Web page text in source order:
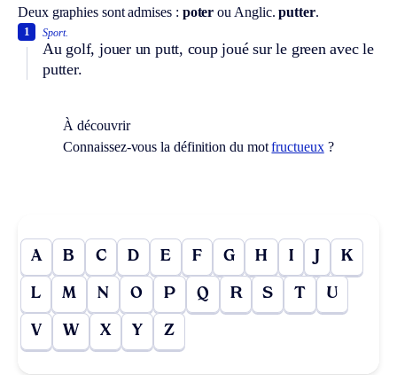
Deux graphies sont admises : poter ou Anglic. putter.
Sport.
Au golf, jouer un putt, coup joué sur le green avec le
putter.
1
À découvrir
Connaissez-vous la définition du motfructueux?
A B C D E F G H I J K
L M N O P Q R S T U
V W X Y Z